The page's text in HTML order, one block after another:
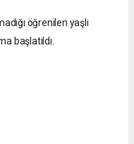
öğrenilen yaşlı
başlatıldı.